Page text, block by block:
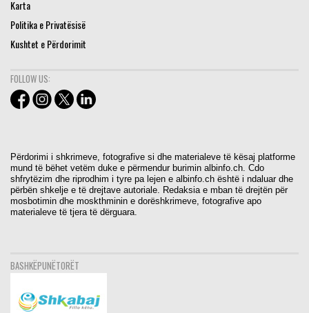
Karta
Politika e Privatësisë
Kushtet e Përdorimit
FOLLOW US:
Përdorimi i shkrimeve, fotografive si dhe materialeve të kësaj platforme
mund të bëhet vetëm duke e përmendur burimin albinfo.ch. Cdo
shfrytëzim dhe riprodhim i tyre pa lejen e albinfo.ch është i ndaluar dhe
përbën shkelje e të drejtave autoriale. Redaksia e mban të drejtën për
mosbotimin dhe moskthminin e dorëshkrimeve, fotografive apo
materialeve të tjera të dërguara.
BASHKËPUNËTORËT